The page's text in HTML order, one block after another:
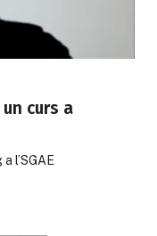
curs a
l’SGAE